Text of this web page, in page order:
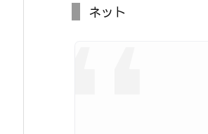
ネット